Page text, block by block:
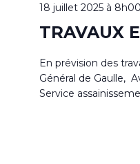
18 juillet 2025 à 8h00
TRAVAUX
En prévision des
Général de Gaulle,
Service